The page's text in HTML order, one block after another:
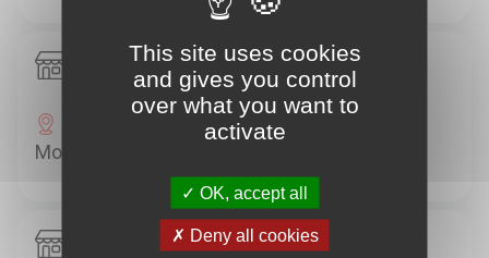
Axa - MME THOMAS CELIA
290 AV GEORGES CLEMENCEAU 40000
Mont-De-Marsan
Axa - H TOUYA & JC GOUSSEBAIRE
This site uses cookies
and gives you control
over what you want to
activate
OK, accept all
Deny all cookies